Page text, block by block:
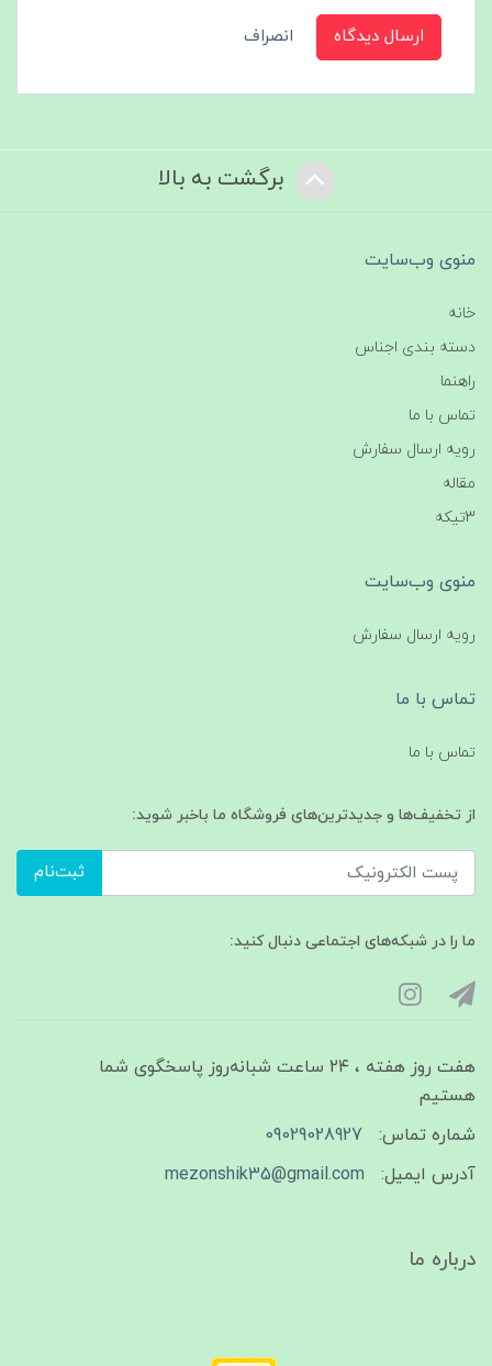
ارسال دیدگاه انصراف
برگشت به بالا
منوی وب‌سایت
خانه
دسته بندی اجناس
راهنما
تماس با ما
رویه ارسال سفارش
مقاله
3تیکه
منوی وب‌سایت
رویه ارسال سفارش
تماس با ما
تماس با ما
از تخفیف‌ها و جدیدترین‌های فروشگاه ما باخبر شوید:
ثبت‌نام
ما را در شبکه‌های اجتماعی دنبال کنید:
هفت روز هفته ، ۲۴ ساعت شبانه‌روز پاسخگوی شما
هستیم
شماره تماس:
09029028927
آدرس ایمیل:
mezonshik35@gmail.com
درباره ما